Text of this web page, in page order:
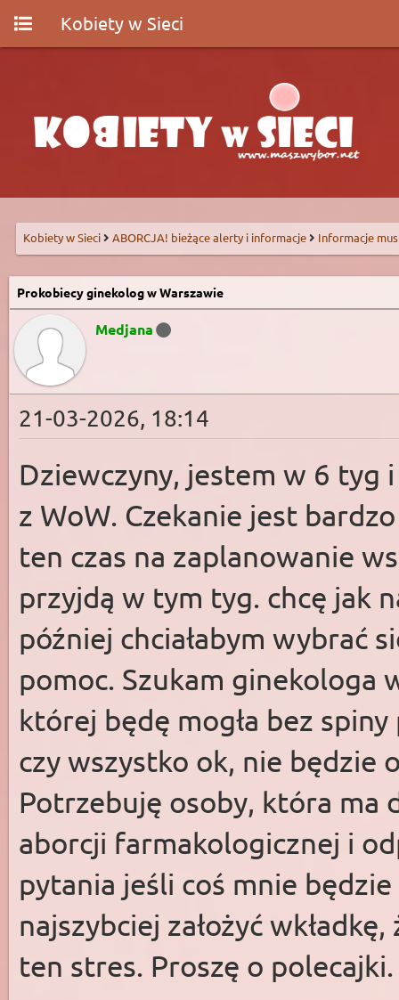
Kobiety w Sieci
Kobiety w Sieci ABORCJA! bieżące alerty i informacje Informacje
Prokobiecy ginekolog w Warszawie
Medjana
21-03-2026, 18:14
Dziewczyny, jestem w 6 tyg
z WoW. Czekanie jest
ten czas na zaplanowanie
przyjdą w tym tyg. chcę jak
później chciałabym wybrać
pomoc. Szukam ginekologa
której będę mogła bez
czy wszystko ok, nie będzie
Potrzebuję osoby, która ma
aborcji farmakologicznej i
pytania jeśli coś mnie
najszybciej założyć
ten stres. Proszę o polecajki.